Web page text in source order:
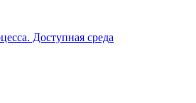
Доступная среда